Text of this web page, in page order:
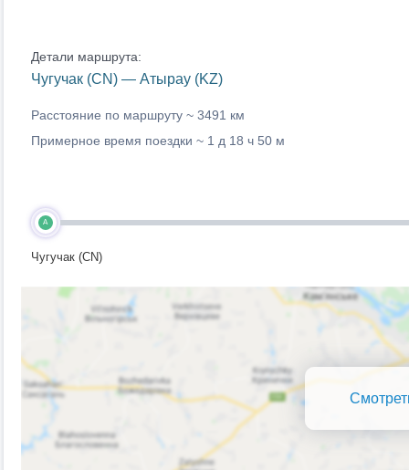
Детали маршрута:
Чугучак (CN) — Атырау (KZ)
Расстояние по маршруту ~ 3491 км
Примерное время поездки ~ 1 д 18 ч 50 м
A
Чугучак (CN)